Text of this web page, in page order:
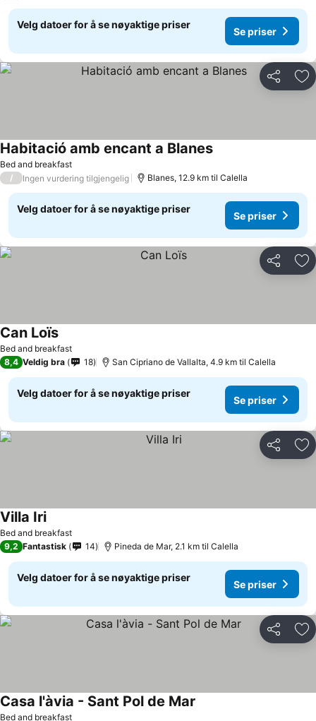
Velg datoer for å se nøyaktige priser
Se priser
Del
Bed and breakfast
Habitació amb encant a BlanesSe priser
/ Ingen vurdering tilgjengelig Blanes, 12.9 km til Calella
Velg datoer for å se nøyaktige priser
Se priser
Del
Bed and breakfast
Can LoïsSe priser
8,4 Veldig bra 18 San Cipriano de Vallalta, 4.9 km til Calella
Velg datoer for å se nøyaktige priser
Se priser
Del
Bed and breakfast
Villa IriSe priser
9,2 Fantastisk 14 Pineda de Mar, 2.1 km til Calella
Velg datoer for å se nøyaktige priser
Se priser
Del
Bed and breakfast
Casa l'àvia - Sant Pol de Mar